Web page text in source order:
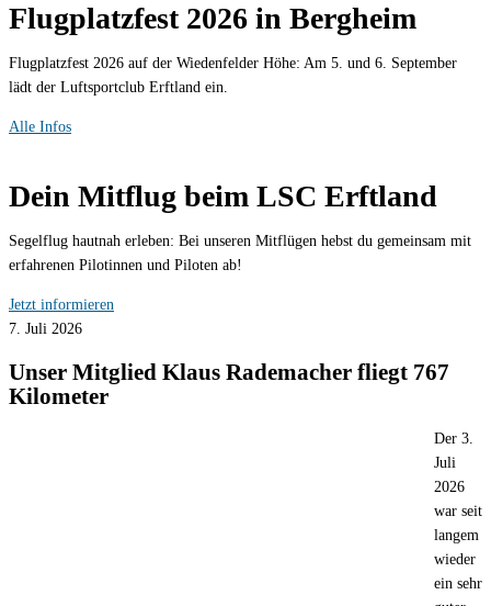
Flugplatzfest 2026 in Bergheim
Flugplatzfest 2026 auf der Wiedenfelder Höhe: Am 5. und 6. September
lädt der Luftsportclub Erftland ein.
Alle Infos
Dein Mitflug beim LSC Erftland
Segelflug hautnah erleben: Bei unseren Mitflügen hebst du gemeinsam mit
erfahrenen Pilotinnen und Piloten ab!
Jetzt informieren
7. Juli 2026
Unser Mitglied Klaus Rademacher fliegt 767
Kilometer
Der 3.
Juli
2026
war seit
langem
wieder
ein sehr